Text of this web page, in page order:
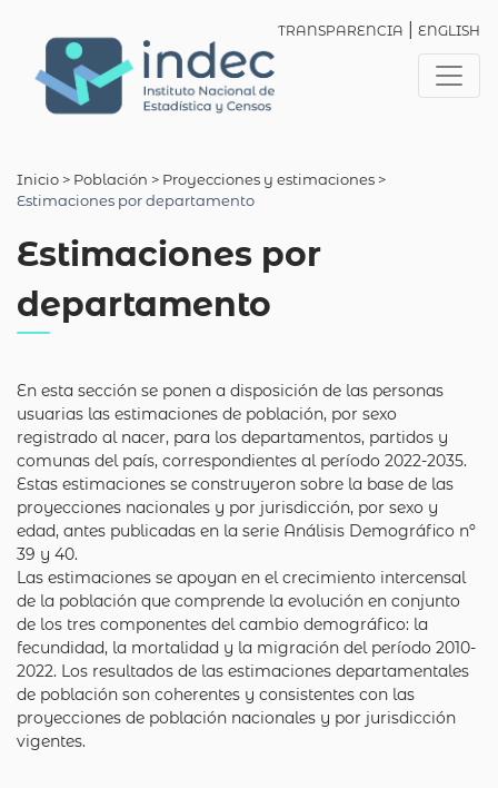
TRANSPARENCIA ENGLISH
Inicio > Población > Proyecciones y estimaciones >
Estimaciones por departamento
Estimaciones por
departamento
En esta sección se ponen a disposición de las personas
usuarias las estimaciones de población, por sexo
registrado al nacer, para los departamentos, partidos y
comunas del país, correspondientes al período 2022-2035.
Estas estimaciones se construyeron sobre la base de las
proyecciones nacionales y por jurisdicción, por sexo y
edad, antes publicadas en la serie Análisis Demográfico nº
39 y 40.
Las estimaciones se apoyan en el crecimiento intercensal
de la población que comprende la evolución en conjunto
de los tres componentes del cambio demográfico: la
fecundidad, la mortalidad y la migración del período 2010-
2022. Los resultados de las estimaciones departamentales
de población son coherentes y consistentes con las
proyecciones de población nacionales y por jurisdicción
vigentes.